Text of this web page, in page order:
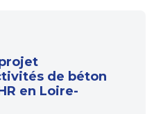
de béton
en Loire-